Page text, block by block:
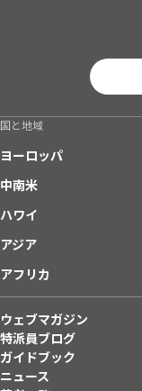
国と地域
ヨーロッパ
中南米
ハワイ
アジア
アフリカ
ウェブマガジン
特派員ブログ
ガイドブック
ニュース